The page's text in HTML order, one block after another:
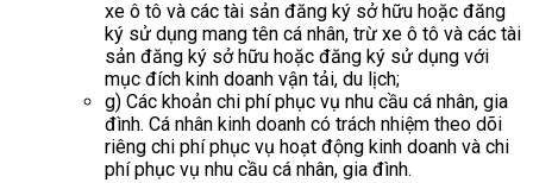
xe ô tô và các tài sản đăng ký sở hữu hoặc đăng
ký sử dụng mang tên cá nhân, trừ xe ô tô và các tài
sản đăng ký sở hữu hoặc đăng ký sử dụng với
mục đích kinh doanh vận tải, du lịch;
g) Các khoản chi phí phục vụ nhu cầu cá nhân, gia
đình. Cá nhân kinh doanh có trách nhiệm theo dõi
riêng chi phí phục vụ hoạt động kinh doanh và chi
phí phục vụ nhu cầu cá nhân, gia đình.